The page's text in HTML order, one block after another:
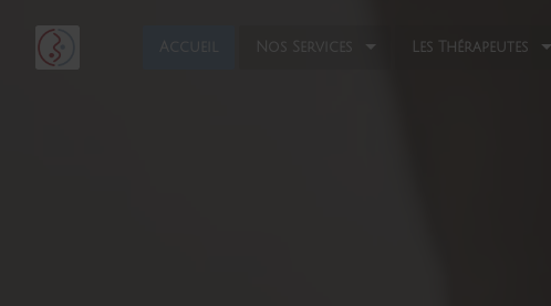
Accueil Nos Services Les Thérapeutes